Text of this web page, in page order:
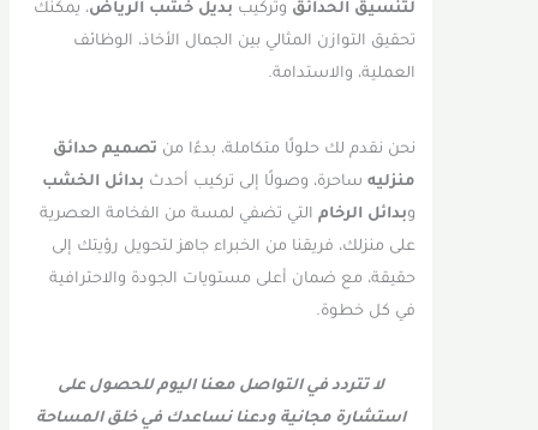
لتنسيق الحدائقوتركيببديل خشب الرياض، يمكنك
تحقيق التوازن المثالي بين الجمال الأخاذ، الوظائف
العملية، والاستدامة.
نحن نقدم لك حلولًا متكاملة، بدءًا منتصميم حدائق
منزليهساحرة، وصولًا إلى تركيب أحدثبدائل الخشب
بدائل الرخامالتي تضفي لمسة من الفخامة العصرية
على منزلك، فريقنا من الخبراء جاهز لتحويل رؤيتك إلى
حقيقة، مع ضمان أعلى مستويات الجودة والاحترافية
في كل خطوة.
لا تتردد في التواصل معنا اليوم للحصول على
استشارة مجانية ودعنا نساعدك في خلق المساحة